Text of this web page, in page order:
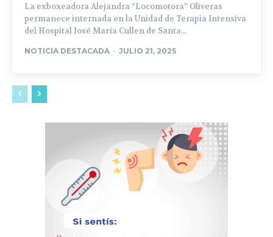
La exboxeadora Alejandra “Locomotora” Oliveras
permanece internada en la Unidad de Terapia Intensiva
del Hospital José María Cullen de Santa...
NOTICIA DESTACADA - JULIO 21, 2025